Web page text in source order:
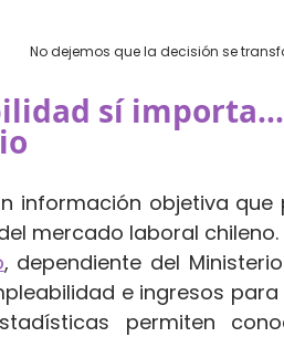
No dejemos que la decisión se
sí
información objetiva
mercado laboral chileno.
, dependiente del
e ingresos
permiten